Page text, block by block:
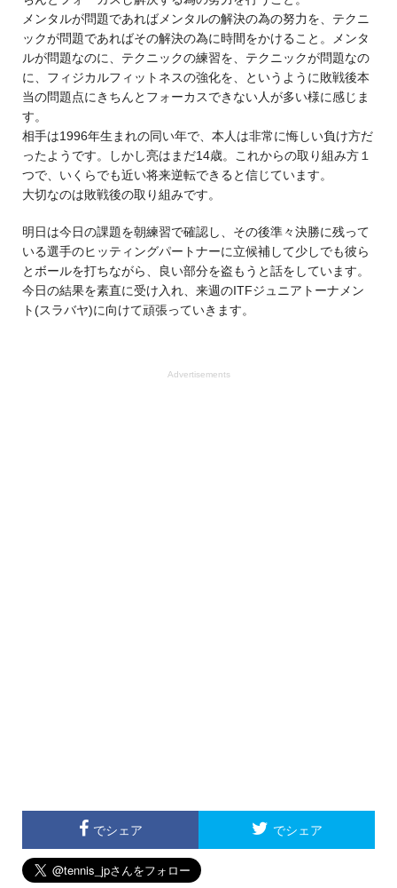
メンタルが問題であればメンタルの解決の為の努力を、テクニ
ックが問題であればその解決の為に時間をかけること。メンタ
ルが問題なのに、テクニックの練習を、テクニックが問題なの
に、フィジカルフィットネスの強化を、というように敗戦後本
当の問題点にきちんとフォーカスできない人が多い様に感じま
す。
相手は1996年生まれの同い年で、本人は非常に悔しい負け方だ
ったようです。しかし亮はまだ14歳。これからの取り組み方１
つで、いくらでも近い将来逆転できると信じています。
大切なのは敗戦後の取り組みです。
明日は今日の課題を朝練習で確認し、その後準々決勝に残って
いる選手のヒッティングパートナーに立候補して少しでも彼ら
とボールを打ちながら、良い部分を盗もうと話をしています。
今日の結果を素直に受け入れ、来週のITFジュニアトーナメン
ト(スラバヤ)に向けて頑張っていきます。
Advertisements
でシェア でシェア